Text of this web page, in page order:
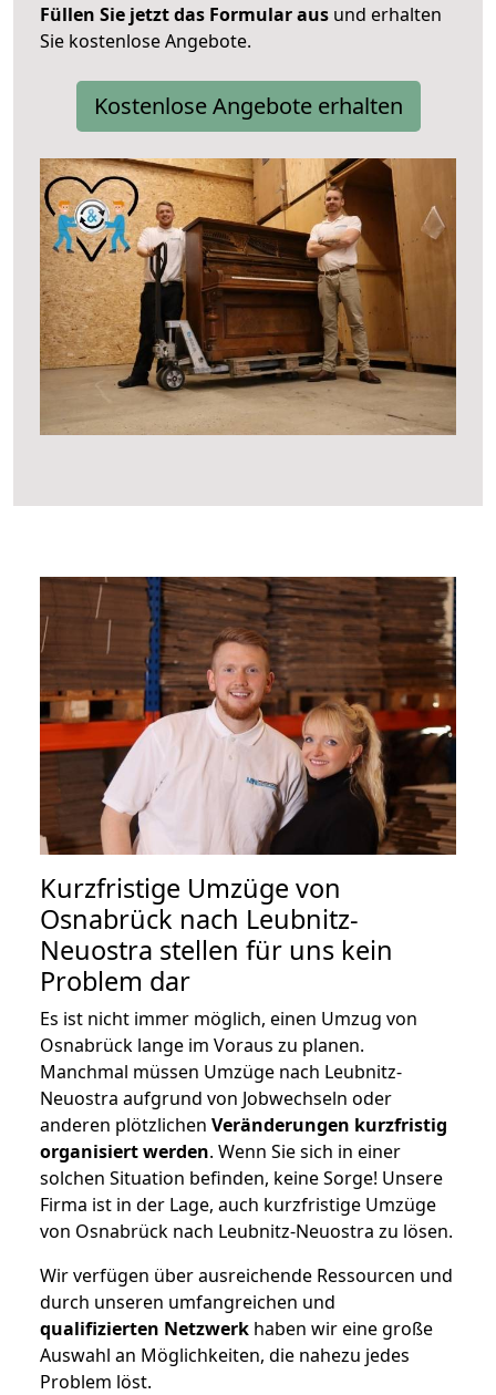
Füllen Sie jetzt das Formular aus und erhalten
Sie kostenlose Angebote.
Kostenlose Angebote erhalten
Kurzfristige Umzüge von
Osnabrück nach Leubnitz-
Neuostra stellen für uns kein
Problem dar
Es ist nicht immer möglich, einen Umzug von
Osnabrück lange im Voraus zu planen.
Manchmal müssen Umzüge nach Leubnitz-
Neuostra aufgrund von Jobwechseln oder
anderen plötzlichen Veränderungen kurzfristig
organisiert werden. Wenn Sie sich in einer
solchen Situation befinden, keine Sorge! Unsere
Firma ist in der Lage, auch kurzfristige Umzüge
von Osnabrück nach Leubnitz-Neuostra zu lösen.
Wir verfügen über ausreichende Ressourcen und
durch unseren umfangreichen und
qualifizierten Netzwerk haben wir eine große
Auswahl an Möglichkeiten, die nahezu jedes
Problem löst.